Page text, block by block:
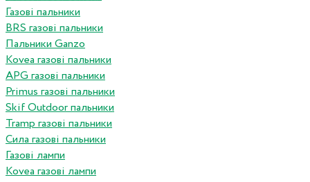
Газові пальники
BRS газові пальники
Пальники Ganzo
Kovea газові пальники
APG газові пальники
Primus газові пальники
Skif Outdoor пальники
Tramp газові пальники
Сила газові пальники
Газові лампи
Kovea газові лампи